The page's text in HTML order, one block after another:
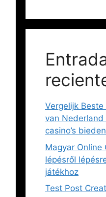
Vergelijk
van
casino’s
Magyar Online
lépésről
játékhoz
Test Post